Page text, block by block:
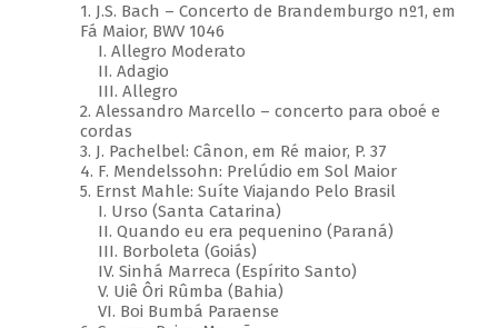
1. J.S. Bach – Concerto de Brandemburgo nº1, em
Fá Maior, BWV 1046
I. Allegro Moderato
II. Adagio
III. Allegro
2. Alessandro Marcello – concerto para oboé e
cordas
3. J. Pachelbel: Cânon, em Ré maior, P. 37
4. F. Mendelssohn: Prelúdio em Sol Maior
5. Ernst Mahle: Suíte Viajando Pelo Brasil
I. Urso (Santa Catarina)
II. Quando eu era pequenino (Paraná)
III. Borboleta (Goiás)
IV. Sinhá Marreca (Espírito Santo)
V. Uiê Ôri Rûmba (Bahia)
VI. Boi Bumbá Paraense